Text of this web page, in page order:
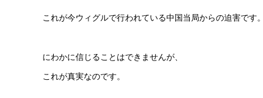
これが今ウィグルで行われている中国当局からの迫害です。
にわかに信じることはできませんが、
これが真実なのです。